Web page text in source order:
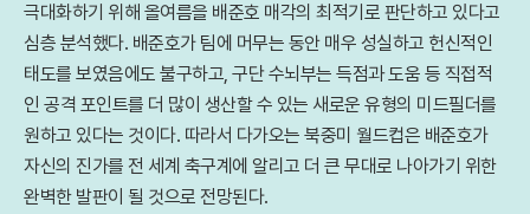
극대화하기 위해 올여름을 배준호 매각의 최적기로 판단하고 있다고
심층 분석했다. 배준호가 팀에 머무는 동안 매우 성실하고 헌신적인
태도를 보였음에도 불구하고, 구단 수뇌부는 득점과 도움 등 직접적
인 공격 포인트를 더 많이 생산할 수 있는 새로운 유형의 미드필더를
원하고 있다는 것이다. 따라서 다가오는 북중미 월드컵은 배준호가
자신의 진가를 전 세계 축구계에 알리고 더 큰 무대로 나아가기 위한
완벽한 발판이 될 것으로 전망된다.